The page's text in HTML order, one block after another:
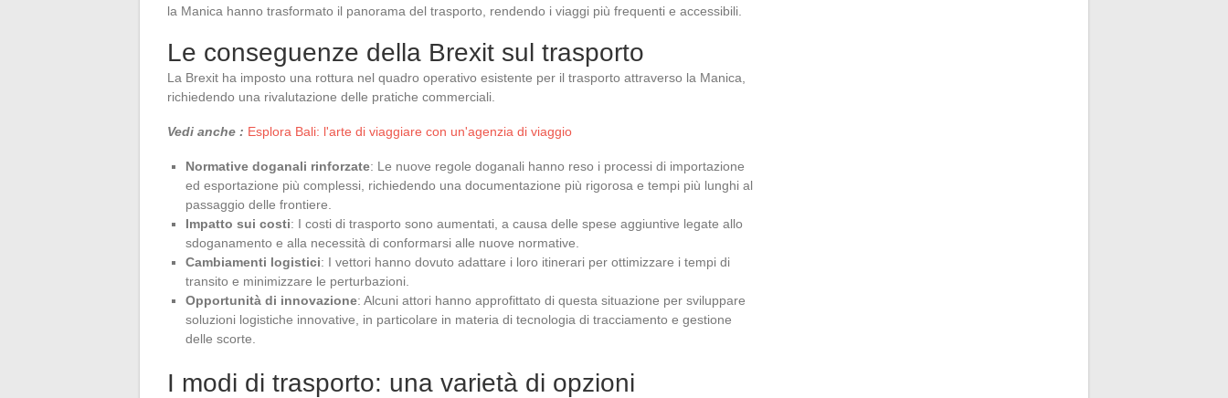
la Manica hanno trasformato il panorama del trasporto, rendendo i viaggi più frequenti e accessibili.
Le conseguenze della Brexit sul trasporto
La Brexit ha imposto una rottura nel quadro operativo esistente per il trasporto attraverso la Manica,
richiedendo una rivalutazione delle pratiche commerciali.
Vedi anche : Esplora Bali: l'arte di viaggiare con un'agenzia di viaggio
Normative doganali rinforzate: Le nuove regole doganali hanno reso i processi di importazione
ed esportazione più complessi, richiedendo una documentazione più rigorosa e tempi più lunghi al
passaggio delle frontiere.
Impatto sui costi: I costi di trasporto sono aumentati, a causa delle spese aggiuntive legate allo
sdoganamento e alla necessità di conformarsi alle nuove normative.
Cambiamenti logistici: I vettori hanno dovuto adattare i loro itinerari per ottimizzare i tempi di
transito e minimizzare le perturbazioni.
Opportunità di innovazione: Alcuni attori hanno approfittato di questa situazione per sviluppare
soluzioni logistiche innovative, in particolare in materia di tecnologia di tracciamento e gestione
delle scorte.
I modi di trasporto: una varietà di opzioni